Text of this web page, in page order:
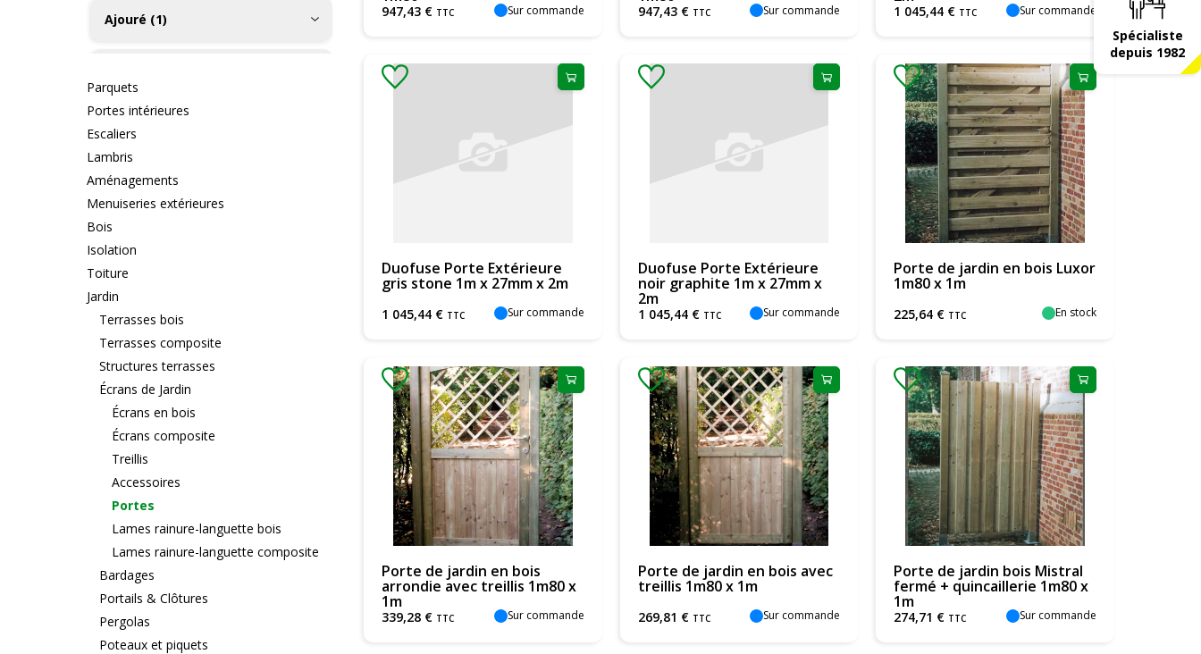
Spécialiste
depuis 1982
Ajouré (1)
Parquets
Portes intérieures
Escaliers
Lambris
Aménagements
Menuiseries extérieures
Bois
Isolation
Toiture
Jardin
Terrasses bois
Terrasses composite
Structures terrasses
Écrans de Jardin
Écrans en bois
Écrans composite
Treillis
Accessoires
Portes
Lames rainure-languette bois
Lames rainure-languette composite
Bardages
Portails & Clôtures
Pergolas
Poteaux et piquets
947,43 € TTC Sur commande 947,43€ TTC Sur commande 1 045,44 € TTC Sur commande
Duofuse Porte Extérieure
gris stone 1m x 27mm x 2m
1 045,44 € TTC Sur commande
Duofuse Porte Extérieure
noir graphite 1m x 27mm x
2m
1 045,44€ TTC Sur commande
Porte de jardin en bois Luxor
1m80 x 1m
225,64 € TTC En stock
Porte de jardin en bois
arrondie avec treillis 1m80 x
1m
339,28 € TTC Sur commande
Porte de jardin en bois avec
treillis 1m80 x 1m
269,81 € TTC Sur commande
Porte de jardin bois Mistral
fermé + quincaillerie 1m80 x
1m
274,71 € TTC Sur commande